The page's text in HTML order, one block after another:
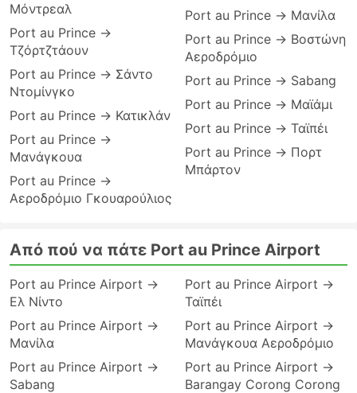
Μόντρεαλ
Port au Prince →
Τζόρτζτάουν
Port au Prince → Σάντο
Ντομίνγκο
Port au Prince → Κατικλάν
Port au Prince →
Μανάγκουα
Port au Prince →
Αεροδρόμιο Γκουαρούλιος
Port au Prince → Μανίλα
Port au Prince → Βοστώνη
Αεροδρόμιο
Port au Prince → Sabang
Port au Prince → Μαϊάμι
Port au Prince → Ταϊπέι
Port au Prince → Πορτ
Μπάρτον
Από πού να πάτε Port au Prince Airport
Port au Prince Airport →
Ελ Νίντο
Port au Prince Airport →
Μανίλα
Port au Prince Airport →
Sabang
Port au Prince Airport →
Ταϊπέι
Port au Prince Airport →
Μανάγκουα Αεροδρόμιο
Port au Prince Airport →
Barangay Corong Corong